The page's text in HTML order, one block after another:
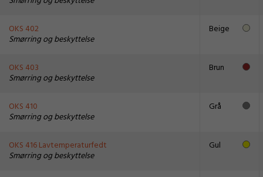
OKS 402
Smørring og beskyttelse
Beige
OKS 403
Smørring og beskyttelse
Brun
OKS 410
Smørring og beskyttelse
Grå
OKS 416 Lavtemperaturfedt
Smørring og beskyttelse
Gul